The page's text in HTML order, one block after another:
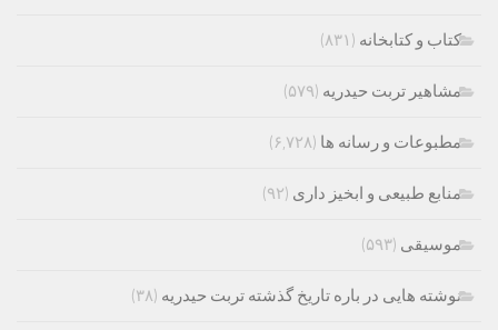
کتاب و کتابخانه (۸۳۱)
مشاهیر تربت حیدریه (۵۷۹)
مطبوعات و رسانه ها (۶,۷۲۸)
منابع طبیعی و ابخیز داری (۹۲)
موسیقی (۵۹۳)
نوشته هایی در باره تاریخ گذشته تربت حیدریه (۳۸)